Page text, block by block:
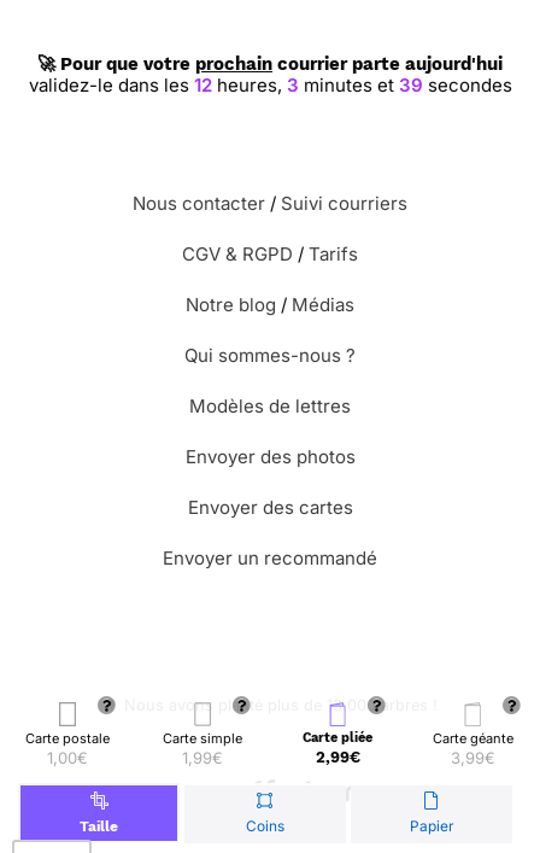
Carte postale
1,00€
Carte simple
1,99€
Carte pliée
2,99€
Carte géante
3,99€
Taille Coins Papier
🚀 Pour que votre prochain courrier parte aujourd'hui
validez-le dans les 12heures, 3 minutes et 38 secondes
Nous contacter / Suivi courriers
CGV & RGPD / Tarifs
Notre blog / Médias
Qui sommes-nous ?
Modèles de lettres
Envoyer des photos
Envoyer des cartes
Envoyer un recommandé
🌳 Nous avons planté plus de 13.000 arbres !
© Merci Facteur